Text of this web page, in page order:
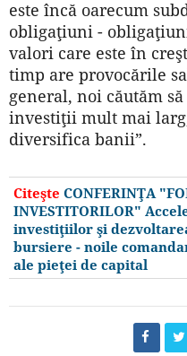
este încă oarecum
obligaţiuni -
valori care este în
timp are provocările
general, noi căutăm
investiţii mult mai
diversifica banii”.
Citeşte CONFERINŢA
INVESTITORILOR"
investiţiilor şi
bursiere - noile
ale pieţei de capital